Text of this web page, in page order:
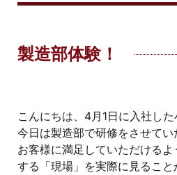
製造部体験！
こんにちは、4月1日に入社した
今日は製造部で研修をさせてい
お客様に満足していただける
する「現場」を実際に見ること